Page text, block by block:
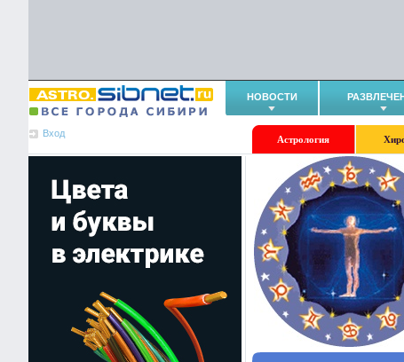
НОВОСТИ
Вход
Астрология